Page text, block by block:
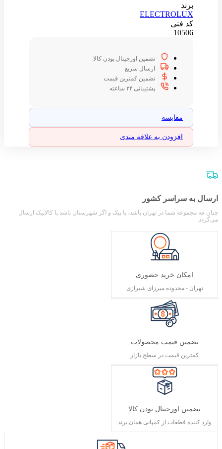
برند
ELECTROLUX
کد فنی
10506
تضمین اورجینال بودن کالا
ارسال سریع
تضمین کمترین قیمت
پشتیبانی ۲۴ ساعته
مقایسه
افزودن به علاقه مندی
ارسال به سراسر کشور
چنان چه مجموعه شما در تهران باشد، با پیک و اگر شهرستان باشد با کالاپیک ارسال
می‌گردد.
امکان خرید حضوری
تهران - محدوده میرزای شیرازی
تضمین قیمت محصولات
کمترین قیمت در سطح بازار
تضمین اورجینال بودن کالا
وارد کننده قطعات از کمپانی همان برند